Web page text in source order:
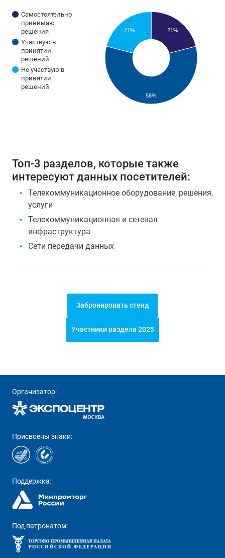
Самостоятельно
принимаю
решения
Участвую в
принятии
решений
Не участвую в
принятии
решений
21%
21%
58%
Топ-3 разделов, которые также
интересуют данных посетителей:
Телекоммуникационное оборудование, решения,
услуги
Телекоммуникационная и сетевая
инфраструктура
Сети передачи данных
Забронировать стенд
Участники раздела 2025
Организатор:
Присвоены знаки:
Поддержка:
Под патронатом: